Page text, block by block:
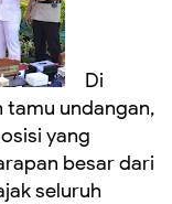
Di
tamu undangan,
yang
besar dari
seluruh